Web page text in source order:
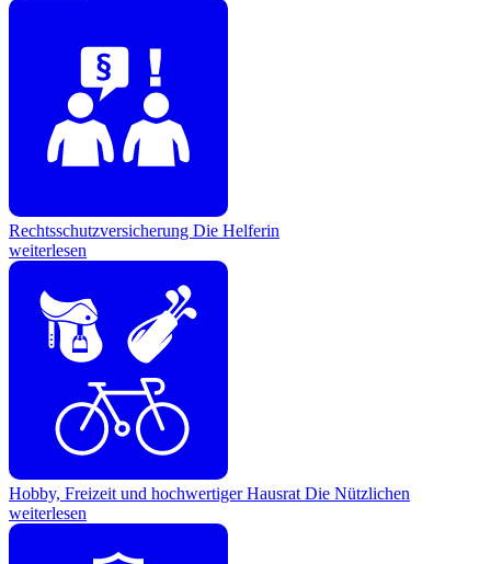
Rechtsschutzversicherung Die Helferin
weiterlesen
Hobby, Freizeit und hochwertiger Hausrat Die Nützlichen
weiterlesen